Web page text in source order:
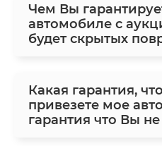
Чем Вы
автомобиле с
будет скрытых
Какая гарантия,
привезете мое
гарантия что Вы